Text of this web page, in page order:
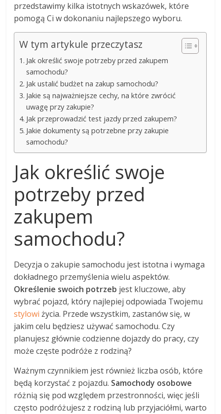
przedstawimy kilka istotnych wskazówek, które
pomogą Ci w dokonaniu najlepszego wyboru.
W tym artykule przeczytasz
Jak określić swoje potrzeby przed zakupem
samochodu?
Jak ustalić budżet na zakup samochodu?
Jakie są najważniejsze cechy, na które zwrócić
uwagę przy zakupie?
Jak przeprowadzić test jazdy przed zakupem?
Jakie dokumenty są potrzebne przy zakupie
samochodu?
Jak określić swoje
potrzeby przed
zakupem
samochodu?
Decyzja o zakupie samochodu jest istotna i wymaga
dokładnego przemyślenia wielu aspektów.
Określenie swoich potrzeb jest kluczowe, aby
wybrać pojazd, który najlepiej odpowiada Twojemu
stylowi życia. Przede wszystkim, zastanów się, w
jakim celu będziesz używać samochodu. Czy
planujesz głównie codzienne dojazdy do pracy, czy
może częste podróże z rodziną?
Ważnym czynnikiem jest również liczba osób, które
będą korzystać z pojazdu. Samochody osobowe
różnią się pod względem przestronności, więc jeśli
często podróżujesz z rodziną lub przyjaciółmi, warto